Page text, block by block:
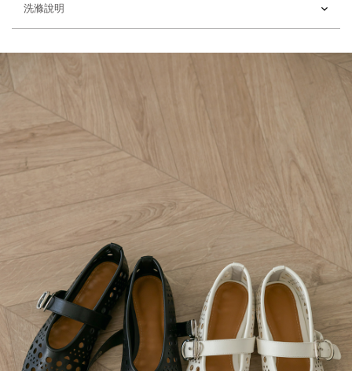
洗滌說明